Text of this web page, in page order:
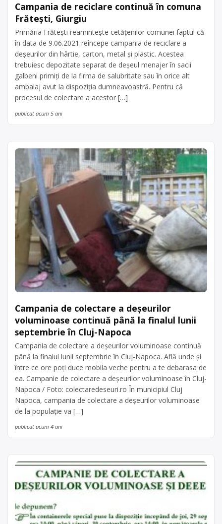
Campania de reciclare continuă în comuna
Frăteşti, Giurgiu
Primăria Frăteşti reaminteşte cetăţenilor comunei faptul că
în data de 9.06.2021 reîncepe campania de reciclare a
deșeurilor din hârtie, carton, metal şi plastic. Acestea
trebuiesc depozitate separat de deșeul menajer în sacii
galbeni primiți de la firma de salubritate sau în orice alt
ambalaj avut la dispoziția dumneavoastră. Pentru că
procesul de colectare a acestor […]
publicat acum 5 ani
Campania de colectare a deșeurilor
voluminoase continuă până la finalul lunii
septembrie în Cluj-Napoca
Campania de colectare a deșeurilor voluminoase continuă
până la finalul lunii septembrie în Cluj-Napoca. Află unde și
între ce ore poți duce mobila veche pentru a te debarasa de
ea. Campanie de colectare a deșeurilor voluminoase în Cluj-
Napoca / Foto: colectaredeseuri.ro În municipiul Cluj
Napoca, campania de colectare a deșeurilor voluminoase
de la populație va […]
publicat acum 4 ani